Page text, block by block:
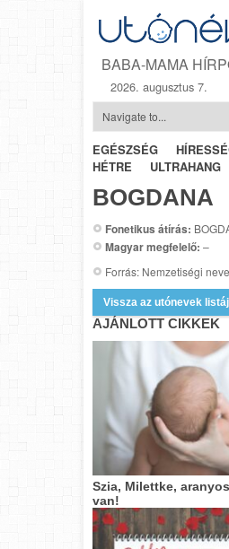
BABA-MAMA
2026. augusztus 7.
EGÉSZSÉG
HÉTRE
ULTRAHANG
BOGDANA
Fonetikus átírás:
Magyar megfelelő: –
Forrás: Nemzetiségi
Vissza az utónevek
AJÁNLOTT CIKKEK
Szia, Milettke,
van!